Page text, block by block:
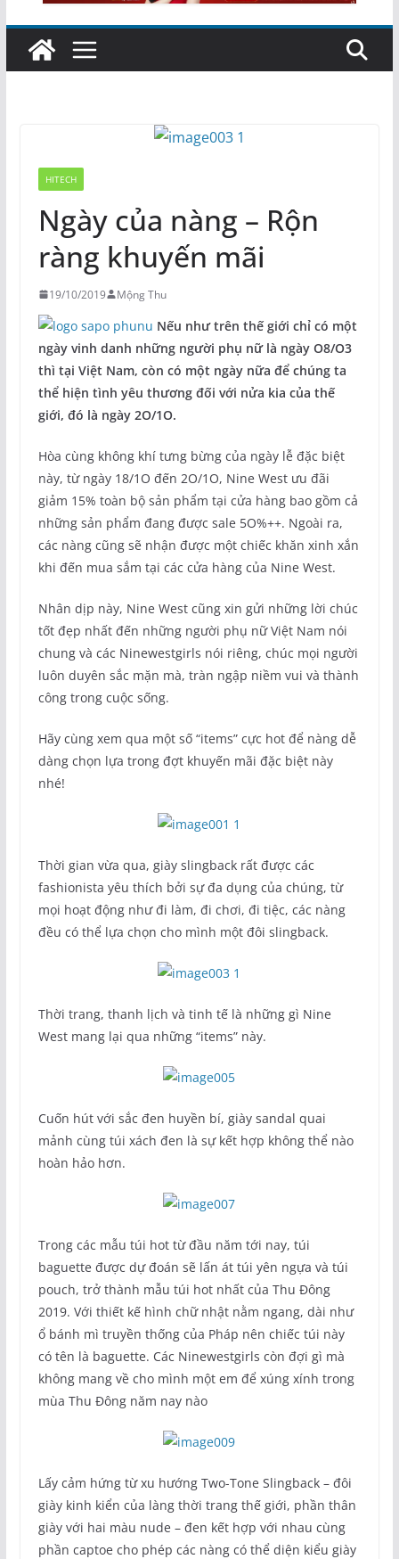
HITECH
Ngày của nàng – Rộn
ràng khuyến mãi
19/10/2019 Mộng Thu
Nếu như trên thế giới chỉ có một
ngày vinh danh những người phụ nữ là ngày O8/O3
thì tại Việt Nam, còn có một ngày nữa để chúng ta
thể hiện tình yêu thương đối với nửa kia của thế
giới, đó là ngày 2O/1O.
Hòa cùng không khí tưng bừng của ngày lễ đặc biệt
này, từ ngày 18/1O đến 2O/1O, Nine West ưu đãi
giảm 15% toàn bộ sản phẩm tại cửa hàng bao gồm cả
những sản phẩm đang được sale 5O%++. Ngoài ra,
các nàng cũng sẽ nhận được một chiếc khăn xinh xắn
khi đến mua sắm tại các cửa hàng của Nine West.
Nhân dịp này, Nine West cũng xin gửi những lời chúc
tốt đẹp nhất đến những người phụ nữ Việt Nam nói
chung và các Ninewestgirls nói riêng, chúc mọi người
luôn duyên sắc mặn mà, tràn ngập niềm vui và thành
công trong cuộc sống.
Hãy cùng xem qua một số “items” cực hot để nàng dễ
dàng chọn lựa trong đợt khuyến mãi đặc biệt này
nhé!
Thời gian vừa qua, giày slingback rất được các
fashionista yêu thích bởi sự đa dụng của chúng, từ
mọi hoạt động như đi làm, đi chơi, đi tiệc, các nàng
đều có thể lựa chọn cho mình một đôi slingback.
Thời trang, thanh lịch và tinh tế là những gì Nine
West mang lại qua những “items” này.
Cuốn hút với sắc đen huyền bí, giày sandal quai
mảnh cùng túi xách đen là sự kết hợp không thể nào
hoàn hảo hơn.
Trong các mẫu túi hot từ đầu năm tới nay, túi
baguette được dự đoán sẽ lấn át túi yên ngựa và túi
pouch, trở thành mẫu túi hot nhất của Thu Đông
2019. Với thiết kế hình chữ nhật nằm ngang, dài như
ổ bánh mì truyền thống của Pháp nên chiếc túi này
có tên là baguette. Các Ninewestgirls còn đợi gì mà
không mang về cho mình một em để xúng xính trong
mùa Thu Đông năm nay nào
Lấy cảm hứng từ xu hướng Two-Tone Slingback – đôi
giày kinh kiển của làng thời trang thế giới, phần thân
giày với hai màu nude – đen kết hợp với nhau cùng
phần captoe cho phép các nàng có thể diện kiểu giày